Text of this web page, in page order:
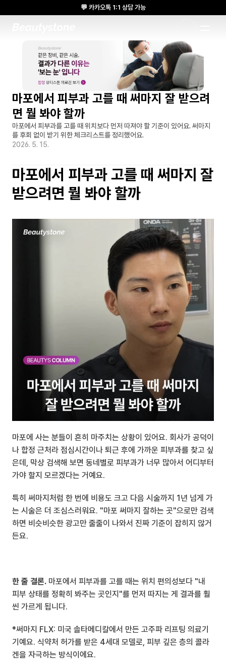
마포에서 피부과 고를 때 써마지 잘 받으려
면 뭘 봐야 할까
마포에서 피부과를 고를 때 위치보다 먼저 따져야 할 기준이 있어요. 써마지
를 후회 없이 받기 위한 체크리스트를 정리했어요.
2026. 5. 15.
마포에서 피부과 고를 때 써마지 잘
받으려면 뭘 봐야 할까
마포에 사는 분들이 흔히 마주치는 상황이 있어요. 회사가 공덕이
나 합정 근처라 점심시간이나 퇴근 후에 가까운 피부과를 찾고 싶
은데, 막상 검색해 보면 동네별로 피부과가 너무 많아서 어디부터
가야 할지 모르겠다는 거예요.
특히 써마지처럼 한 번에 비용도 크고 다음 시술까지 1년 넘게 가
는 시술은 더 조심스러워요. "마포 써마지 잘하는 곳"으로만 검색
하면 비슷비슷한 광고만 줄줄이 나와서 진짜 기준이 잡히지 않거
든요.
한 줄 결론. 마포에서 피부과를 고를 때는 위치 편의성보다 "내
피부 상태를 정확히 봐주는 곳인지"를 먼저 따지는 게 결과를 훨
씬 가르게 됩니다.
*써마지 FLX: 미국 솔타메디칼에서 만든 고주파 리프팅 의료기
기예요. 식약처 허가를 받은 4세대 모델로, 피부 깊은 층의 콜라
겐을 자극하는 방식이에요.
💬 카카오톡 1:1 상담 가능
🌸 뷰티스톤의원 메디톡스 방콕 Cadaver workshop 참석 🌸